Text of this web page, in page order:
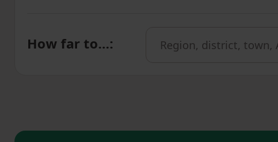
How far to…: